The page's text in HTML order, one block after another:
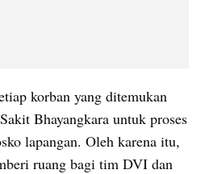
korban yang ditemukan
Bhayangkara untuk proses
lapangan. Oleh karena itu,
ruang bagi tim DVI dan